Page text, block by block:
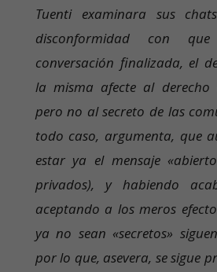
Tuenti examinara sus
disconformidad con
conversación finalizada, el
la misma afecte al
pero no al secreto de las
todo caso, argumenta, que
estar ya el mensaje
privados), y habiendo
aceptando a los meros
ya no sean «secretos»
por lo que, asevera, se sigue